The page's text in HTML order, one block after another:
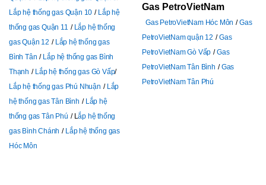
Lắp hệ thống gas Quận 10
Lắp hệ
thống gas Quận 11
Lắp hệ thống
gas Quận 12
Lắp hệ thống gas
Bình Tân
Lắp hệ thống gas Bình
Thạnh
Lắp hệ thống gas Gò Vấp
Lắp hệ thống gas Phú Nhuận
Lắp
hệ thống gas Tân Bình
Lắp hệ
thống gas Tân Phú
Lắp hệ thống
gas Bình Chánh
Lắp hệ thống gas
Hóc Môn
Gas PetroVietNam
Gas PetroVietNam Hóc Môn
Gas
PetroVietNam quận 12
Gas
PetroVietNam Gò Vấp
Gas
PetroVietNam Tân Bình
Gas
PetroVietNam Tân Phú